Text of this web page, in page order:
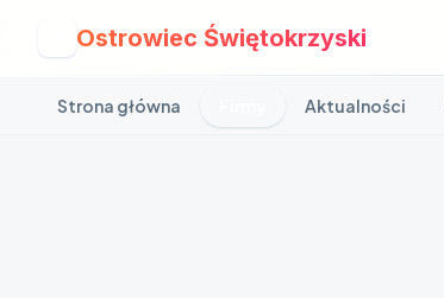
Ostrowiec Świętokrzyski
Strona główna Aktualności